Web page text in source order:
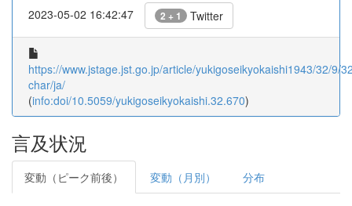
2023-05-02 16:42:47 2 + 1 Twitter
https://www.jstage.jst.go.jp/article/yukigoseikyokaishi1943/32/9/
char/ja/
(info:doi/10.5059/yukigoseikyokaishi.32.670)
言及状況
変動（ピーク前後） 変動（月別） 分布